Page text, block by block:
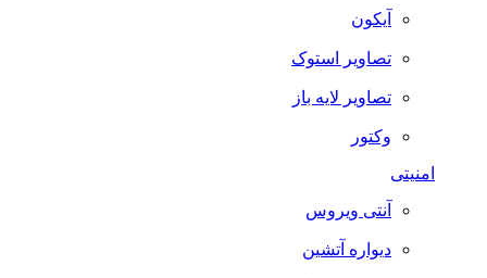
آیکون
تصاویر استوک
تصاویر لایه باز
وکتور
امنیتی
آنتی ویروس
دیواره آتشین